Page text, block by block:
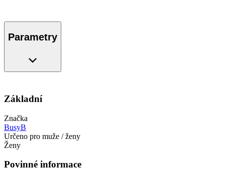
Parametry
Základní
Značka
BusyB
Určeno pro muže / ženy
Ženy
Povinné informace